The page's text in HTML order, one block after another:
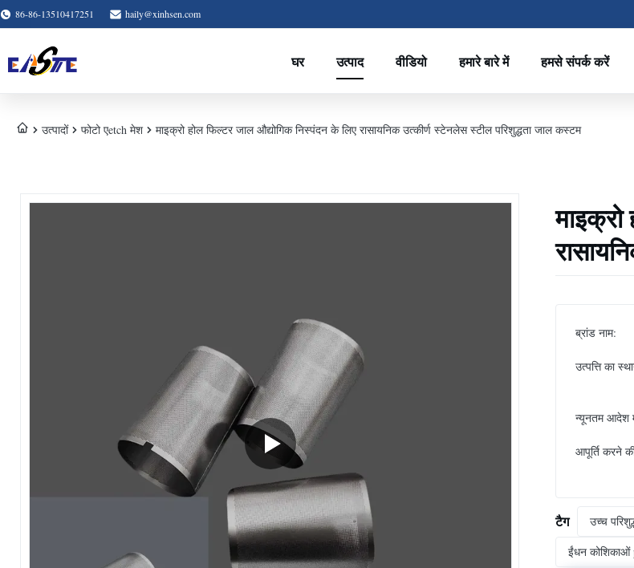
86-86-13510417251 haily@xinhsen.com
घर उत्पाद वीडियो हमारे बारे में हमसे संपर्क करें
उत्पादों फोटो एetch मेश माइक्रो होल फिल्टर जाल औद्योगिक निस्पंदन के लिए रासायनिक उत्कीर्ण स्टेनलेस स्टील परिशुद्धता जाल कस्टम
ब्रांड नाम:
उत्पत्ति का
न्यूनतम आदेश
आपूर्ति करने
टैग उच्च
ईंधन कोशिकाओं